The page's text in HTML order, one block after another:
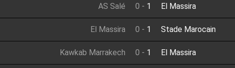
AS Salé 0 - 1 El Massira
El Massira 0 - 1 Stade Marocain
Kawkab Marrakech 0 - 1 El Massira